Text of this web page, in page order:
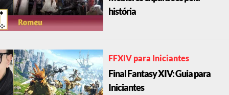
história
FFXIV para Iniciantes
Final Fantasy XIV: Guia para
Iniciantes